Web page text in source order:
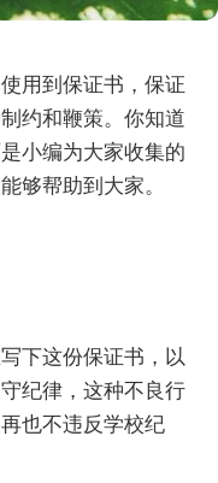
用到保证书，保证
约和鞭策。你知道
小编为大家收集的
够帮助到大家。
下这份保证书，以
纪律，这种不良行
也不违反学校纪